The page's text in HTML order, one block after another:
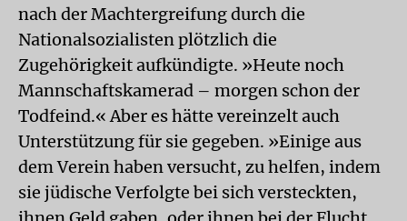
nach der Machtergreifung durch die
Nationalsozialisten plötzlich die
Zugehörigkeit aufkündigte. »Heute noch
Mannschaftskamerad – morgen schon der
Todfeind.« Aber es hätte vereinzelt auch
Unterstützung für sie gegeben. »Einige aus
dem Verein haben versucht, zu helfen, indem
sie jüdische Verfolgte bei sich versteckten,